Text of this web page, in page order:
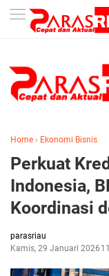
-->
Home › Ekonomi Bisnis
Perkuat
Indonesia,
Koordinasi
parasriau
Kamis, 29 Januari 2026